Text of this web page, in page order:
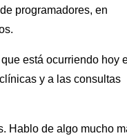
programadores, en
está ocurriendo hoy
y a las consultas
Hablo de algo mucho